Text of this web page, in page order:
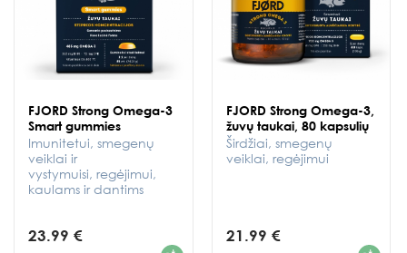
FJORD Strong Omega-3
Smart gummies
Imunitetui, smegenų
veiklai ir
vystymuisi, regėjimui,
kaulams ir dantims
23.99 € 1
FJORD Strong Omega-3,
žuvų taukai, 80 kapsulių
Širdžiai, smegenų
veiklai, regėjimui
21.99 € 1